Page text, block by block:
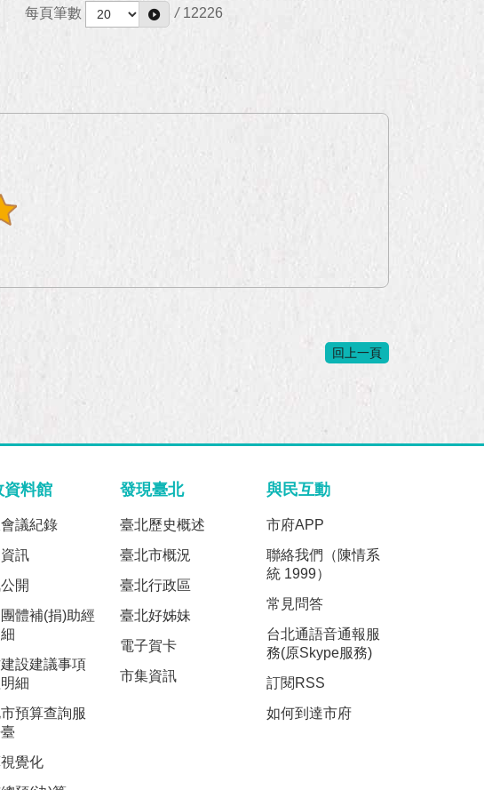
每頁筆數 / 12226
回上一頁
資料館
議紀錄
訊
開
體補(捐)助經
設建議事項
細
預算查詢服
覺化
發現臺北
臺北歷史概述
臺北市概況
臺北行政區
臺北好姊妹
電子賀卡
市集資訊
與民互動
市府APP
聯絡我們（陳情系
統 1999）
常見問答
台北通語音通報服
務(原Skype服務)
訂閱RSS
如何到達市府